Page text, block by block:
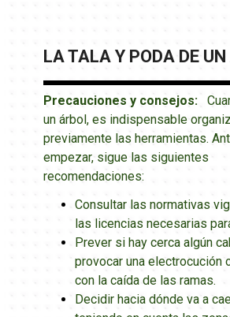
LA TALA Y PODA DE
Precauciones y consejos:
un árbol, es indispensable
previamente las herramientas.
empezar, sigue las siguientes
recomendaciones:
Consultar las normativas
las licencias necesarias
Prever si hay cerca algún
provocar una electrocución
con la caída de las ramas.
Decidir hacia dónde va a